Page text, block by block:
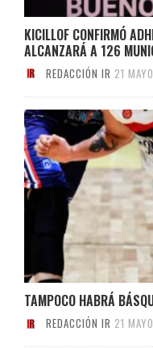
KICILLOF CONFIRMÓ
ALCANZARÁ A 126
REDACCIÓN IR 21
TAMPOCO HABRÁ
REDACCIÓN IR 21